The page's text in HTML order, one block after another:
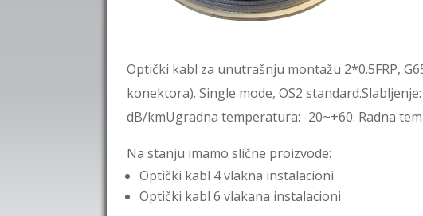
Optički kabl za unutrašnju montažu 2*0.5FRP,
konektora). Single mode, OS2
dB/kmUgradna temperatura: -20~+60: Radna
Na stanju imamo slične proizvode:
Optički kabl 4 vlakna instalacioni
Optički kabl 6 vlakana instalacioni